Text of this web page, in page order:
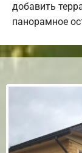
добавить
панорамное